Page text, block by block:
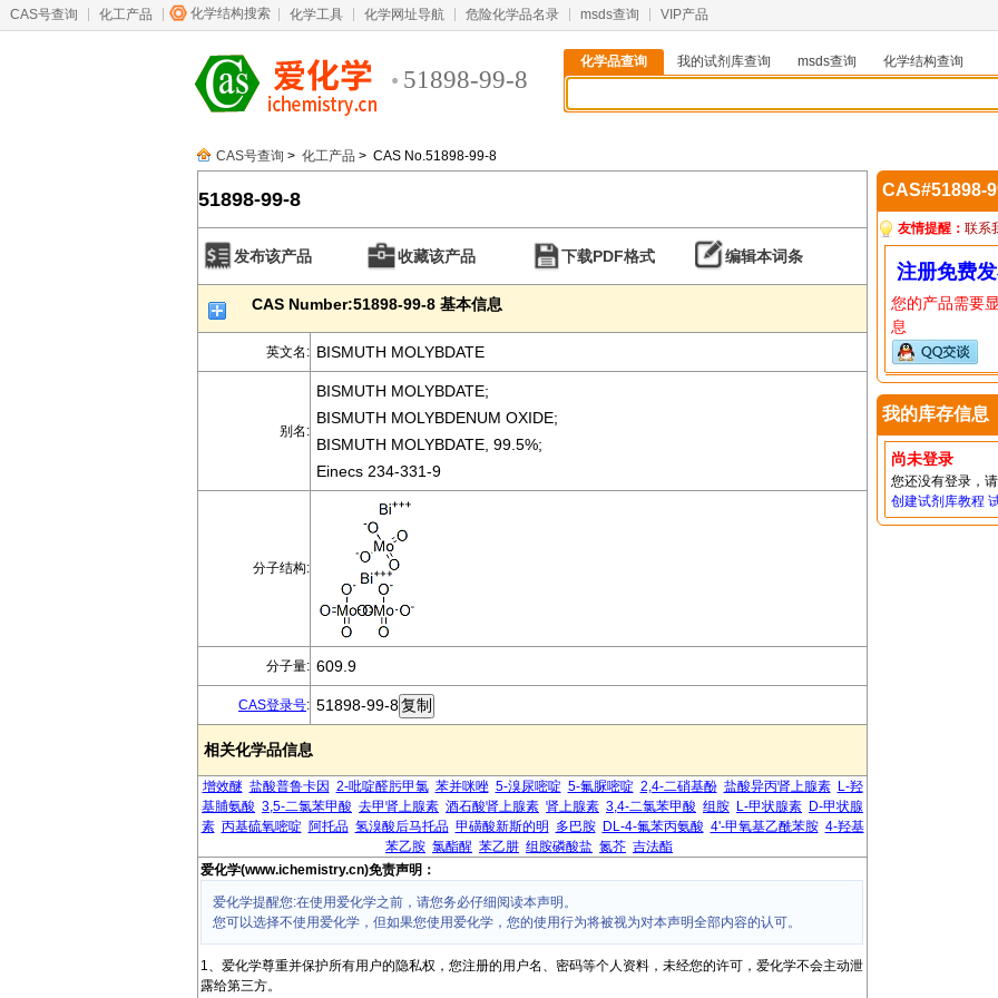
CAS号查询 化工产品 化学结构搜索 化学工具 化学网址导航 危险化学品名录 msds查询 VIP产品
51898-99-8
化学品查询 我的试剂库查询 msds查询
化学结构查询
CAS号查询 > 化工产品 > CAS No.51898-99-8
51898-99-8
发布该产品 收藏该产品 下载PDF格式 编辑本词条
CAS Number:51898-99-8 基本信息
英文名: BISMUTH MOLYBDATE
别名:
BISMUTH MOLYBDATE;
BISMUTH MOLYBDENUM OXIDE;
BISMUTH MOLYBDATE, 99.5%;
Einecs 234-331-9
分子结构:
分子量: 609.9
CAS登录号: 51898-99-8
相关化学品信息
增效醚 盐酸普鲁卡因 2-吡啶醛肟甲氯 苯并咪唑 5-溴尿嘧啶 5-氟脲嘧啶 2,4-二硝基酚 盐酸异丙肾上腺素
L-羟
基脯氨酸 3,5-二氯苯甲酸 去甲肾上腺素 酒石酸肾上腺素 肾上腺素 3,4-二氯苯甲酸 组胺 L-甲状腺素 D-甲状腺
素 丙基硫氧嘧啶 阿托品 氢溴酸后马托品 甲磺酸新斯的明 多巴胺 DL-4-氟苯丙氨酸 4'-甲氧基乙酰苯胺 4-羟基
苯乙胺 氯酯醒 苯乙肼 组胺磷酸盐 氮芥 吉法酯
爱化学(www.ichemistry.cn)免责声明：
爱化学提醒您:在使用爱化学之前，请您务必仔细阅读本声明。
您可以选择不使用爱化学，但如果您使用爱化学，您的使用行为将被视为对本声明全部内容的认可。
1、爱化学尊重并保护所有用户的隐私权，您注册的用户名、密码等个人资料，未经您的许可，爱化学不会主动泄
露给第三方。
CAS#51898-
友情提醒： 联系
注册免费
您的产品需要
息
我的库存信息
尚未登录
您还没有登录，
创建试剂库教程